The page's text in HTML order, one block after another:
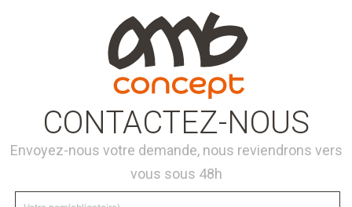
CONTACTEZ-NOUS
Envoyez-nous votre demande, nous reviendrons vers
vous sous 48h